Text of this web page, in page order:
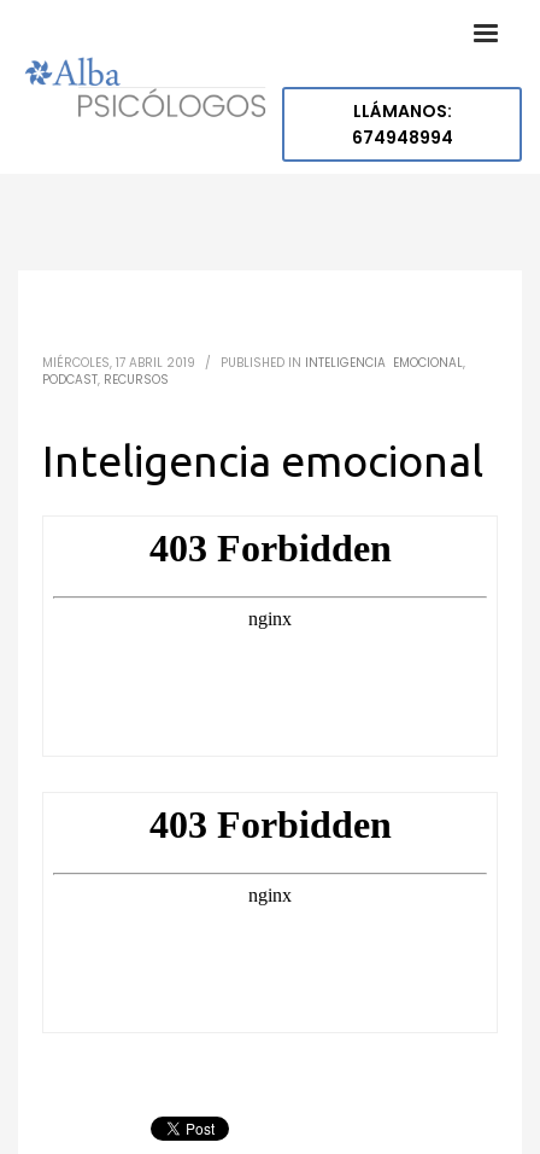
LLÁMANOS:
674948994
MIÉRCOLES, 17 ABRIL 2019 / PUBLISHED IN INTELIGENCIA EMOCIONAL,
PODCAST, RECURSOS
Inteligencia emocional